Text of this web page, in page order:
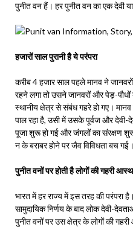
पुनीत वन हैं। हर पुनीत वन का एक देवी या
हजारों साल पुरानी है ये परंपरा
करीब 4 हजार साल पहले मानव ने
रहने लगा तो उसने जानवरों और पेड़-
स्थानीय क्षेत्र से संबंध गहरे हो गए।
पाल रहा है, उसी में उसके पूर्वज और
पूजा शुरू हो गई और जंगलों का संरक्षण शुरू
न के बराबर होने पर जैव विविधता बच
पुनीत वनों पर होती है लोगों की गहरी
भारत में हर राज्य में इस तरह की परंपरा
सामुदायिक निर्णय के बाद लोक देवी-
पुनीत वनों पर उस क्षेत्र के लोगों की